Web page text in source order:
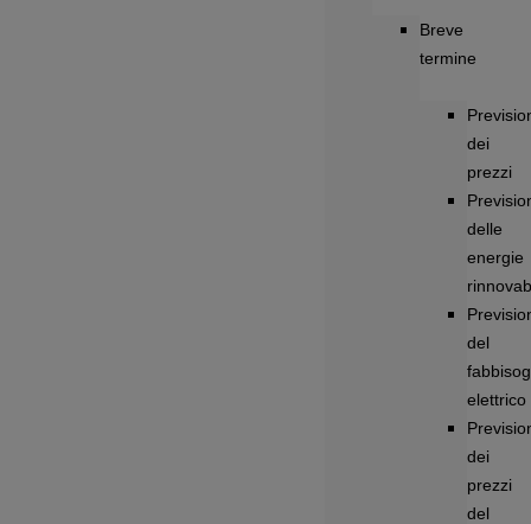
Breve
termine
dei
prezzi
delle
energie
del
elettrico
dei
prezzi
del